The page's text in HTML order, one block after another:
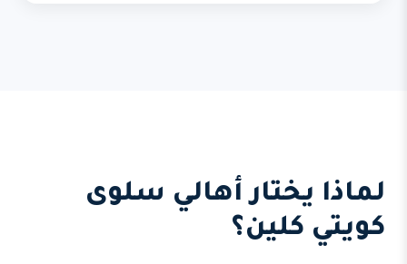
لماذا يختار أهالي سلوى
كويتي كلين؟